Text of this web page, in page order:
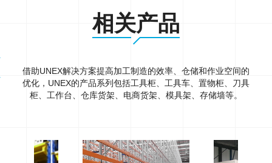
相关产品
借助UNEX解决方案提高加工制造的效率、仓储和作业空间的
优化，UNEX的产品系列包括工具柜、工具车、置物柜、刀具
柜、工作台、仓库货架、电商货架、模具架、存储墙等。